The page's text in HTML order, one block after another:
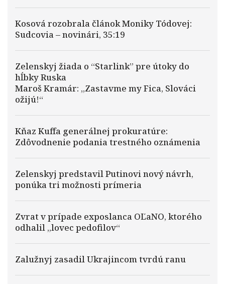
Kosová rozobrala článok Moniky Tódovej:
Sudcovia – novinári, 35:19
Zelenskyj žiada o “Starlink” pre útoky do
hĺbky Ruska
Maroš Kramár: „Zastavme my Fica, Slováci
ožijú!“
Kňaz Kuffa generálnej prokuratúre:
Zdôvodnenie podania trestného oznámenia
Zelenskyj predstavil Putinovi nový návrh,
ponúka tri možnosti prímeria
Zvrat v prípade exposlanca OĽaNO, ktorého
odhalil „lovec pedofilov“
Zalužnyj zasadil Ukrajincom tvrdú ranu